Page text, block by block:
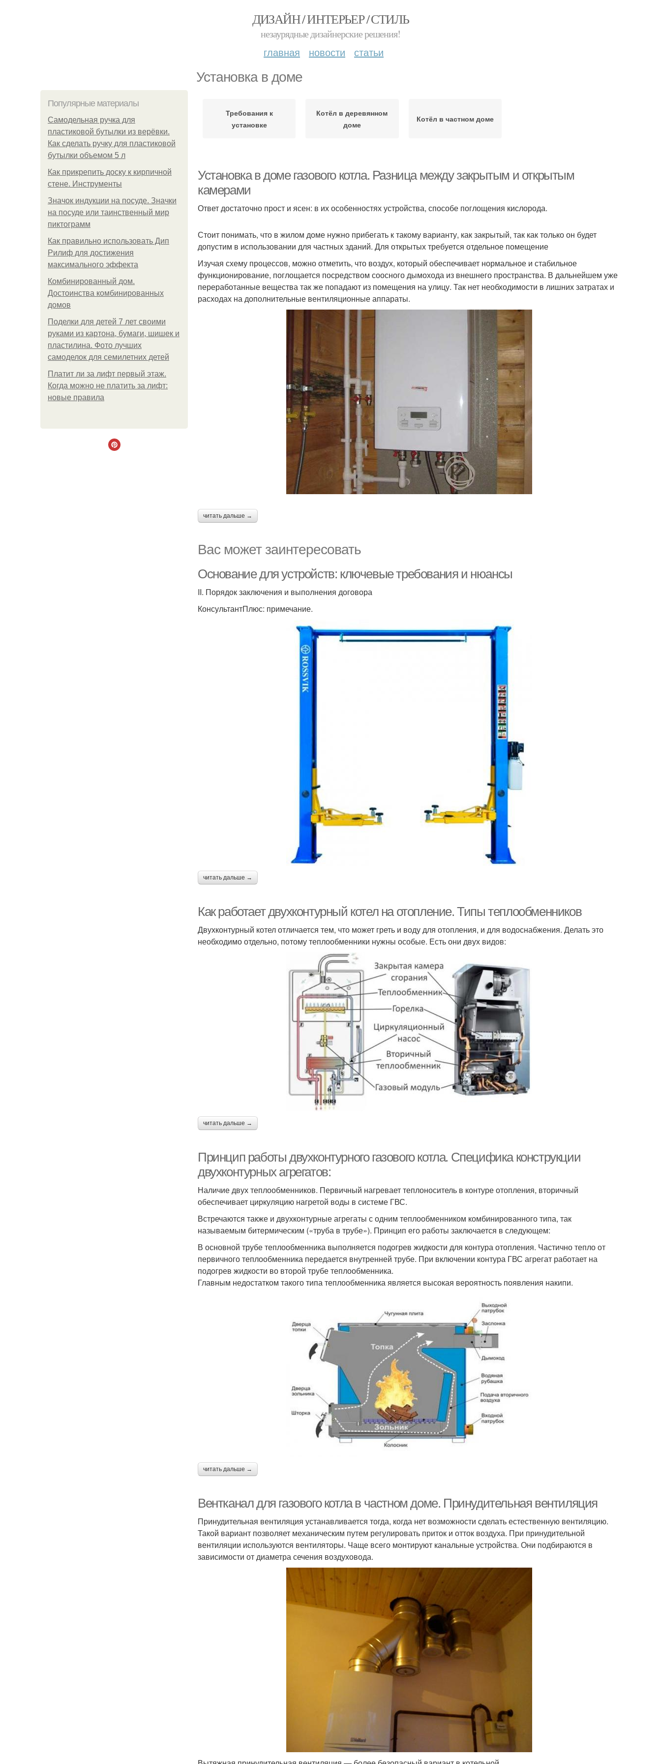
ДИЗАЙН / ИНТЕРЬЕР / СТИЛЬ
незаурядные дизайнерские решения!
главная новости статьи
Установка в доме
Популярные материалы
Самодельная ручка для
пластиковой бутылки из верёвки.
Как сделать ручку для пластиковой
бутылки объемом 5 л
Как прикрепить доску к кирпичной
стене. Инструменты
Значок индукции на посуде. Значки
на посуде или таинственный мир
пиктограмм
Как правильно использовать Дип
Рилиф для достижения
максимального эффекта
Комбинированный дом.
Достоинства комбинированных
домов
Поделки для детей 7 лет своими
руками из картона, бумаги, шишек и
пластилина. Фото лучших
самоделок для семилетних детей
Платит ли за лифт первый этаж.
Когда можно не платить за лифт:
новые правила
Требования к
установке
Котёл в деревянном
доме
Котёл в частном доме
Установка в доме газового котла. Разница между закрытым и открытым
камерами
Ответ достаточно прост и ясен: в их особенностях устройства, способе поглощения кислорода.
Стоит понимать, что в жилом доме нужно прибегать к такому варианту, как закрытый, так как только он будет
допустим в использовании для частных зданий. Для открытых требуется отдельное помещение
Изучая схему процессов, можно отметить, что воздух, который обеспечивает нормальное и стабильное
функционирование, поглощается посредством соосного дымохода из внешнего пространства. В дальнейшем уже
переработанные вещества так же попадают из помещения на улицу. Так нет необходимости в лишних затратах и
расходах на дополнительные вентиляционные аппараты.
читать дальше →
Вас может заинтересовать
Основание для устройств: ключевые требования и нюансы
II. Порядок заключения и выполнения договора
КонсультантПлюс: примечание.
читать дальше →
Как работает двухконтурный котел на отопление. Типы теплообменников
Двухконтурный котел отличается тем, что может греть и воду для отопления, и для водоснабжения. Делать это
необходимо отдельно, потому теплообменники нужны особые. Есть они двух видов:
читать дальше →
Принцип работы двухконтурного газового котла. Специфика конструкции
двухконтурных агрегатов:
Наличие двух теплообменников. Первичный нагревает теплоноситель в контуре отопления, вторичный
обеспечивает циркуляцию нагретой воды в системе ГВС.
Встречаются также и двухконтурные агрегаты с одним теплообменником комбинированного типа, так
называемым битермическим («труба в трубе»). Принцип его работы заключается в следующем:
В основной трубе теплообменника выполняется подогрев жидкости для контура отопления. Частично тепло от
первичного теплообменника передается внутренней трубе. При включении контура ГВС агрегат работает на
подогрев жидкости во второй трубе теплообменника.
Главным недостатком такого типа теплообменника является высокая вероятность появления накипи.
читать дальше →
Вентканал для газового котла в частном доме. Принудительная вентиляция
Принудительная вентиляция устанавливается тогда, когда нет возможности сделать естественную вентиляцию.
Такой вариант позволяет механическим путем регулировать приток и отток воздуха. При принудительной
вентиляции используются вентиляторы. Чаще всего монтируют канальные устройства. Они подбираются в
зависимости от диаметра сечения воздуховода.